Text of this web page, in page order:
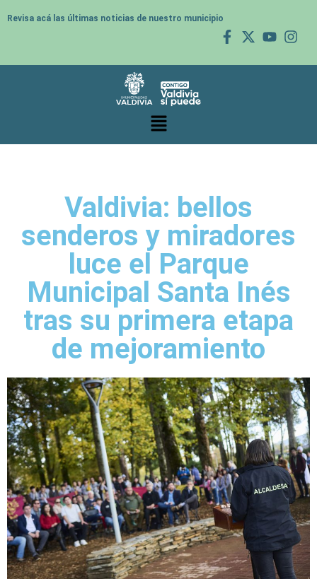
Revisa acá las últimas noticias de nuestro municipio
Valdivia: bellos
senderos y miradores
luce el Parque
Municipal Santa Inés
tras su primera etapa
de mejoramiento